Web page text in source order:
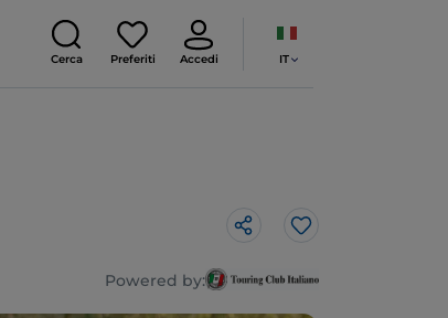
Cerca Preferiti Accedi IT
Like
Powered by: